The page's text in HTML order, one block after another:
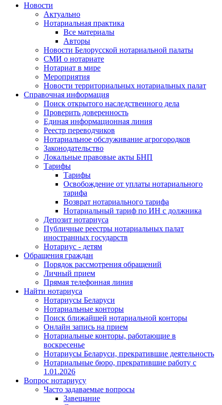
Новости
Актуально
Нотариальная практика
Все материалы
Авторы
Новости Белорусской нотариальной палаты
СМИ о нотариате
Нотариат в мире
Мероприятия
Новости территориальных нотариальных палат
Справочная информация
Поиск открытого наследственного дела
Проверить доверенность
Единая информационная линия
Реестр переводчиков
Нотариальное обслуживание агрогородков
Законодательство
Локальные правовые акты БНП
Тарифы
Тарифы
Освобождение от уплаты нотариального
тарифа
Возврат нотариального тарифа
Нотариальный тариф по ИН с должника
Депозит нотариуса
Публичные реестры нотариальных палат
иностранных государств
Нотариус - детям
Обращения граждан
Порядок рассмотрения обращений
Личный прием
Прямая телефонная линия
Найти нотариуса
Нотариусы Беларуси
Нотариальные конторы
Поиск ближайшей нотариальной конторы
Онлайн запись на прием
Нотариальные конторы, работающие в
воскресенье
Нотариусы Беларуси, прекратившие деятельность
Нотариальные бюро, прекратившие работу с
1.01.2026
Вопрос нотариусу
Часто задаваемые вопросы
Завещание